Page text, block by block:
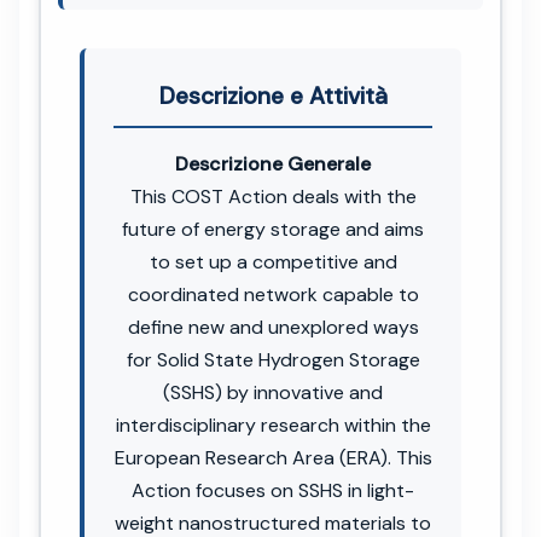
Descrizione e Attività
Descrizione Generale
This COST Action deals with the
future of energy storage and aims
to set up a competitive and
coordinated network capable to
define new and unexplored ways
for Solid State Hydrogen Storage
(SSHS) by innovative and
interdisciplinary research within the
European Research Area (ERA). This
Action focuses on SSHS in light-
weight nanostructured materials to